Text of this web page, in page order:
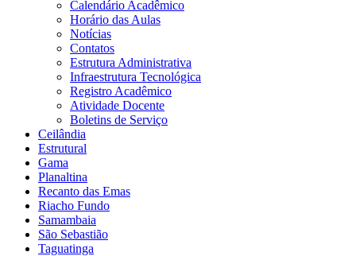
Calendário Acadêmico
Horário das Aulas
Notícias
Contatos
Estrutura Administrativa
Infraestrutura Tecnológica
Registro Acadêmico
Atividade Docente
Boletins de Serviço
Ceilândia
Estrutural
Gama
Planaltina
Recanto das Emas
Riacho Fundo
Samambaia
São Sebastião
Taguatinga